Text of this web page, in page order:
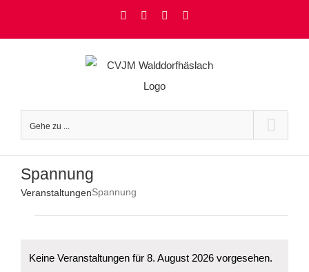
FacebookInstagramYouTube
Gehe zu ...
Spannung
VeranstaltungenSpannung
August
2026
Keine Veranstaltungen für 8. August 2026 vorgesehen.